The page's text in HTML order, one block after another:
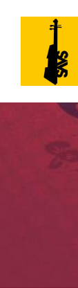
Siirry
sisältöön